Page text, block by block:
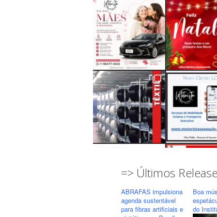
=> Últimos
ABRAFAS impulsiona
agenda sustentável
para fibras artificiais e
Boa
do